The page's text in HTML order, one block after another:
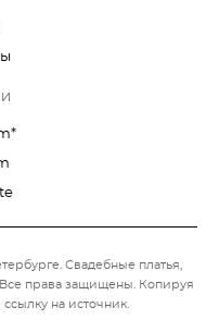
Свадебные платья,
Все права защищены. Копируя
на источник.